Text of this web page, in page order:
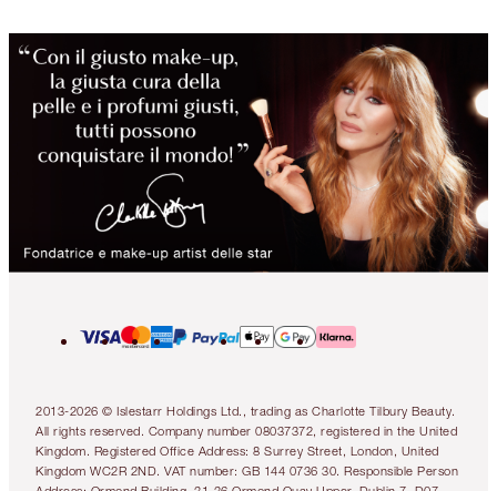
2013-2026 © Islestarr Holdings Ltd., trading as Charlotte Tilbury Beauty.
All rights reserved. Company number 08037372, registered in the United
Kingdom. Registered Office Address: 8 Surrey Street, London, United
Kingdom WC2R 2ND. VAT number: GB 144 0736 30. Responsible Person